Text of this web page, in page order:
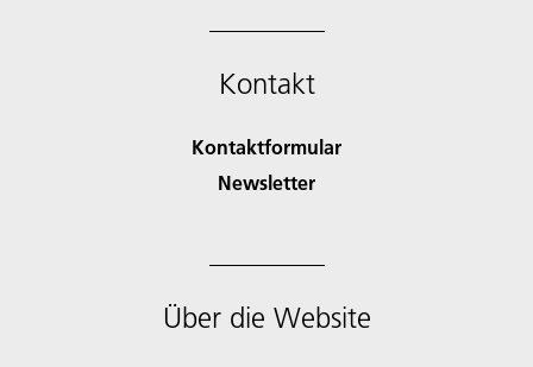
Kontakt
Kontaktformular
Newsletter
Über die Website